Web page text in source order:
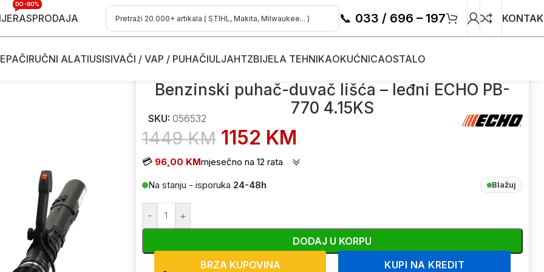
RASPRODAJA
DO -80%
📞 033 / 696 – 197
RUČNI ALATIUSISIVAČI / VAP / PUHAČIULJAHTZBIJELA TEHNIKAOKUĆNICAOSTALO
puhači-duvači i usisivači lišća Benzinski puhači-duvači lišća
Benzinski puhač-duvač lišća – leđni ECHO PB-
770 4.15KS
SKU: 056532
1449KM 1152 KM
💳 96,00 KMmjesečno na 12 rata
Na stanju - isporuka 24-48h Blažuj
- +
DODAJ U KORPU
BRZA KUPOVINA
KUPI NA KREDIT